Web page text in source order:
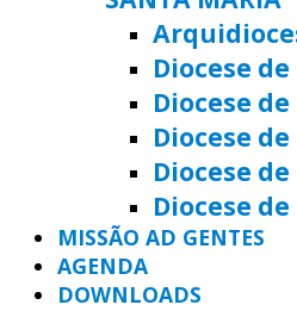
Diocese
Diocese
Diocese
Diocese
Diocese
MISSÃO AD GENTES
AGENDA
DOWNLOADS